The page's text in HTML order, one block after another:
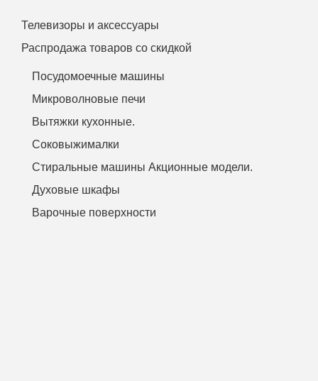
Телевизоры и аксессуары
Распродажа товаров со скидкой
Посудомоечные машины
Микроволновые печи
Вытяжки кухонные.
Соковыжималки
Стиральные машины Акционные модели.
Духовые шкафы
Варочные поверхности